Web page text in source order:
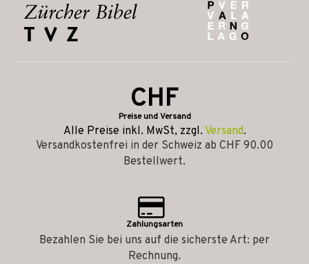
CHF
Preise und Versand
Alle Preise inkl. MwSt, zzgl. Versand.
Versandkostenfrei in der Schweiz ab CHF 90.00
Bestellwert.
Zahlungsarten
Bezahlen Sie bei uns auf die sicherste Art: per
Rechnung.